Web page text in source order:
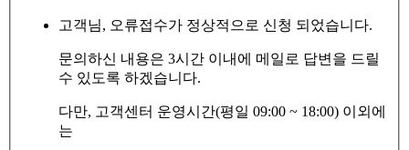
고객님, 오류접수가 정상적으로 신청 되었습니다.
문의하신 내용은 3시간 이내에 메일로 답변을 드릴
수 있도록 하겠습니다.
다만, 고객센터 운영시간(평일 09:00 ~ 18:00) 이외에
는